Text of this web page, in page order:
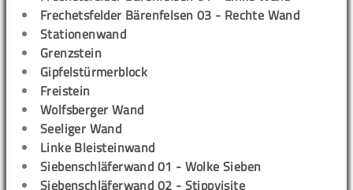
Frechetsfelder Bärenfelsen 03 - Rechte Wand
Stationenwand
Grenzstein
Gipfelstürmerblock
Freistein
Wolfsberger Wand
Seeliger Wand
Linke Bleisteinwand
Siebenschläferwand 01 - Wolke Sieben
Siebenschläferwand 02 - Stippvisite